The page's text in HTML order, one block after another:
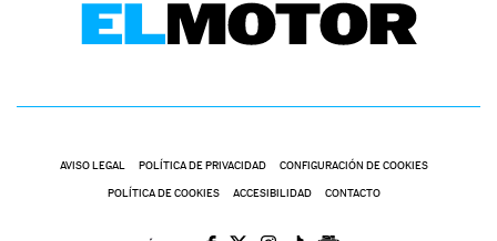
AVISO LEGAL POLÍTICA DE PRIVACIDAD CONFIGURACIÓN DE COOKIES
POLÍTICA DE COOKIES ACCESIBILIDAD CONTACTO